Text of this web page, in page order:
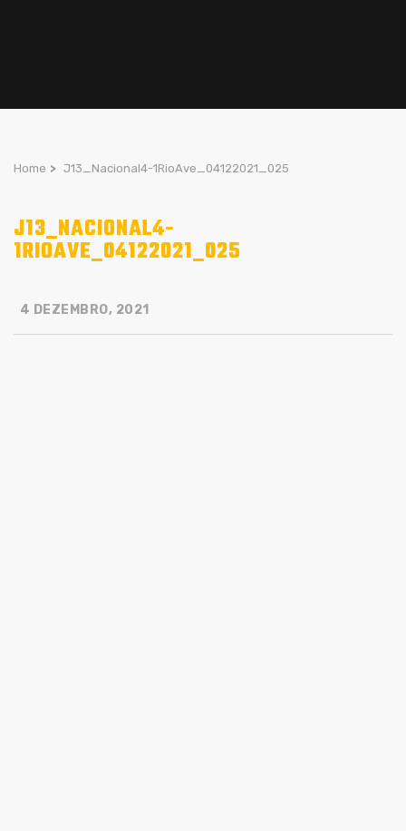
Home > J13_Nacional4-1RioAve_04122021_025
J13_NACIONAL4-
1RIOAVE_04122021_025
4 DEZEMBRO, 2021